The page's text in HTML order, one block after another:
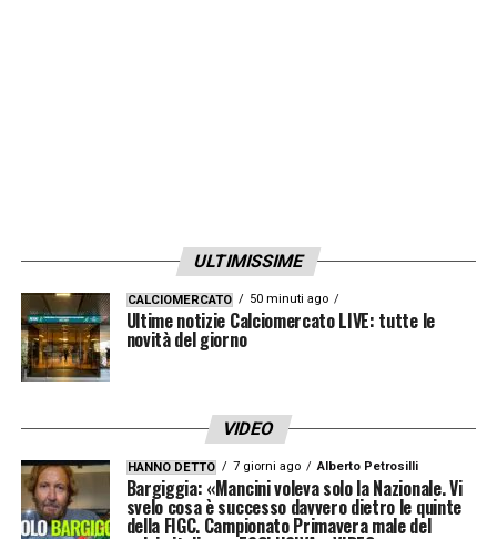
ULTIMISSIME
CALCIOMERCATO 50 minuti ago
Ultime notizie Calciomercato LIVE: tutte le
novità del giorno
VIDEO
HANNO DETTO 7 giorni ago Alberto Petrosilli
Bargiggia: «Mancini voleva solo la Nazionale. Vi
svelo cosa è successo davvero dietro le quinte
della FIGC. Campionato Primavera male del